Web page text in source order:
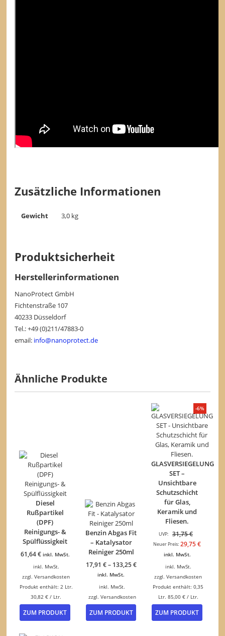
Zusätzliche Informationen
Gewicht 3,0 kg
Produktsicherheit
Herstellerinformationen
NanoProtect GmbH
Fichtenstraße 107
40233 Düsseldorf
Tel.: +49 (0)211/47883-0
email: info@nanoprotect.de
Ähnliche Produkte
Diesel
Rußpartikel
(DPF)
Reinigungs- &
Spülflüssigkeit
61,64€ inkl. MwSt.
inkl. MwSt.
zzgl.Versandkosten
Produkt enthält: 2 Ltr.
30,82€ / Ltr.
ZUM PRODUKT
Benzin Abgas Fit
– Katalysator
Reiniger 250ml
17,91 €– 133,25€
inkl. MwSt.
inkl. MwSt.
zzgl. Versandkosten
ZUM PRODUKT
Dieses
Produkt
-6%
GLASVERSIEGELUNG
SET –
Unsichtbare
Schutzschicht
für Glas,
Keramik und
Fliesen.
UVP: 31,75€
Preis
Neuer Preis: 29,75€
inkl. MwSt.
inkl. MwSt.
zzgl.Versandkosten
Produkt enthält: 0,35
Ltr. 85,00 €/ Ltr.
ZUM PRODUKT